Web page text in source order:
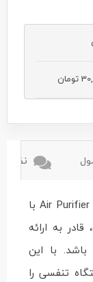
نظرات
دستگاه تصفیه هوا شیائومی مدل Air Purifier 4 Lite با
قادر به ارائه
باشد. با این
تنفسی را